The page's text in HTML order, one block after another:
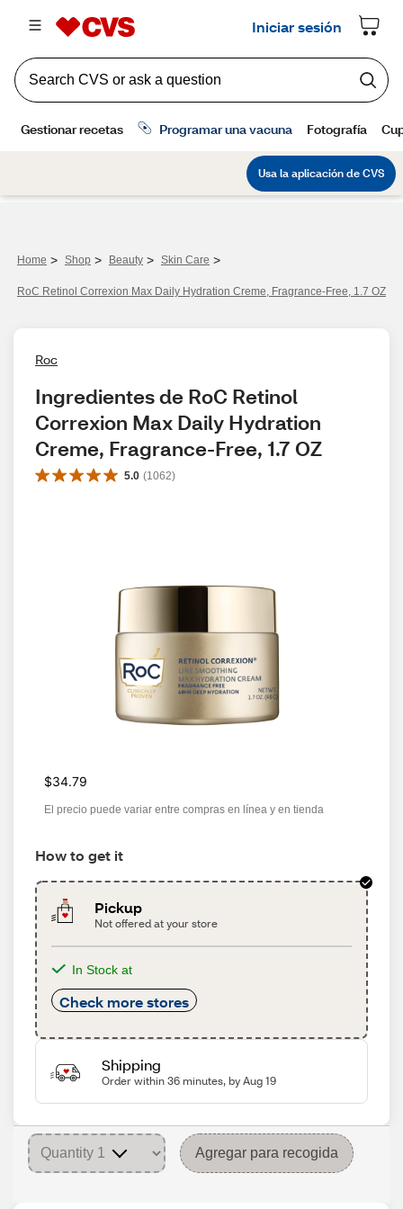
Home > Shop > Beauty > Skin Care >
RoC Retinol Correxion Max Daily Hydration Creme, Fragrance-Free, 1.7 OZ
Roc
Ingredientes de RoC Retinol
Correxion Max Daily Hydration
Creme, Fragrance-Free, 1.7 OZ
5.0 (1062)
$34.79
El precio puede variar entre compras en línea y en tienda
How to get it
Pickup
Not offered at your store
In Stock at
Check more stores
Shipping
Order within 36 minutes, by Aug 19
Agregar para recogida